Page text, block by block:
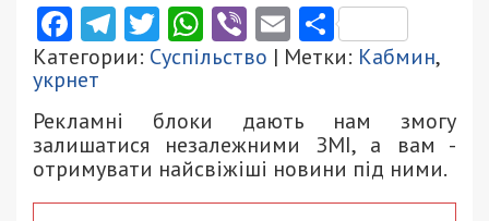
Facebook
Telegram
Twitter
WhatsApp
ViberEmail
Категории: Суспільство | Метки: Кабмин,
укрнет
Рекламні блоки дають нам змогу
залишатися незалежними ЗМІ, а вам -
отримувати найсвіжіші новини під ними.